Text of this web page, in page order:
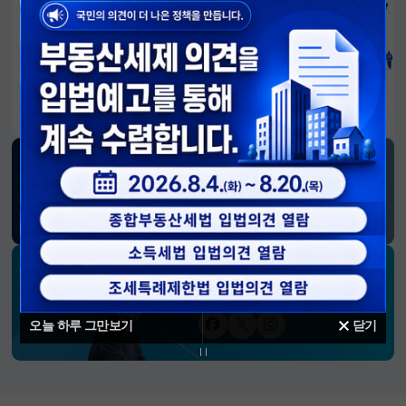
오늘 하루 그만보기 닫기
알림판
국민이 만든 대전환의 길-회복과 도약, 모두의 1년
재정경제부 SNS 소식
블로그페이스북트위터(X)유튜브인스타그램
소통하는 경제 리더 구윤철 장관의
SNS 채널